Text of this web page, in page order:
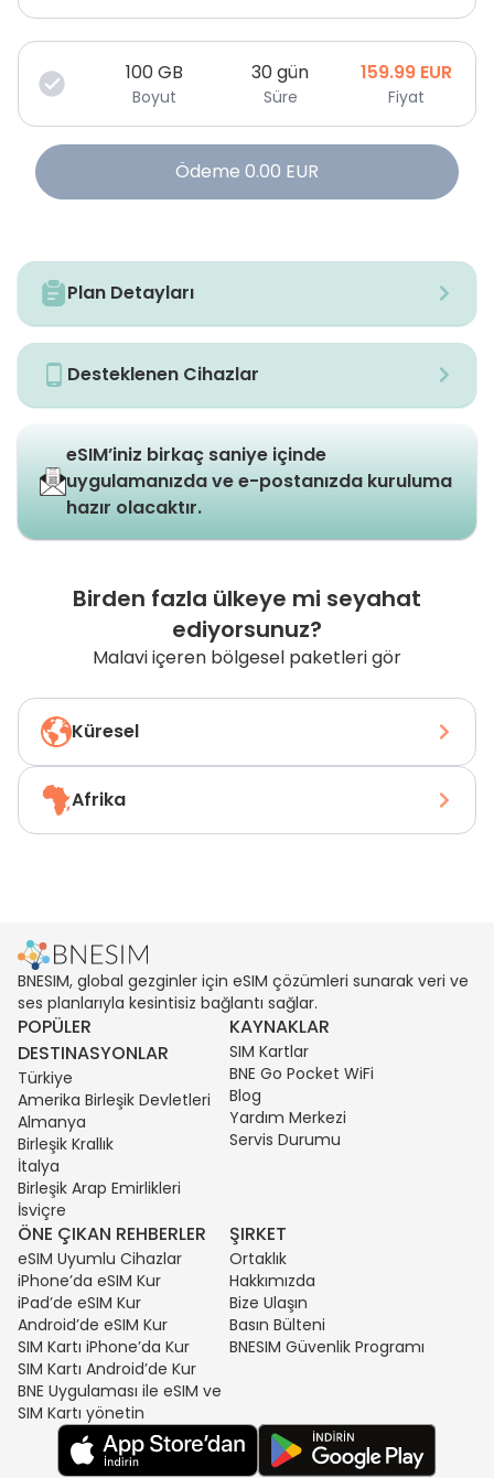
100GB
Boyut
30 gün
Süre
159.99 EUR
Fiyat
Ödeme 0.00 EUR
Plan Detayları
Desteklenen Cihazlar
eSIM’iniz birkaç saniye içinde
uygulamanızda ve e-postanızda kuruluma
hazır olacaktır.
Birden fazla ülkeye mi seyahat
ediyorsunuz?
Malavi içeren bölgesel paketleri gör
Küresel
Afrika
BNESIM, global gezginler için eSIM çözümleri sunarak veri ve
ses planlarıyla kesintisiz bağlantı sağlar.
POPÜLER
DESTINASYONLAR
Türkiye
Amerika Birleşik Devletleri
Almanya
Birleşik Krallık
İtalya
Birleşik Arap Emirlikleri
İsviçre
KAYNAKLAR
SIM Kartlar
BNE Go Pocket WiFi
Blog
Yardım Merkezi
Servis Durumu
ÖNE ÇIKAN REHBERLER
eSIM Uyumlu Cihazlar
iPhone’da eSIM Kur
iPad’de eSIM Kur
Android’de eSIM Kur
SIM Kartı iPhone’da Kur
SIM Kartı Android’de Kur
BNE Uygulaması ile eSIM ve
SIM Kartı yönetin
ŞIRKET
Ortaklık
Hakkımızda
Bize Ulaşın
Basın Bülteni
BNESIM Güvenlik Programı